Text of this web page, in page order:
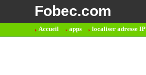
Fobec.com
Accueil apps localiser adresse IP